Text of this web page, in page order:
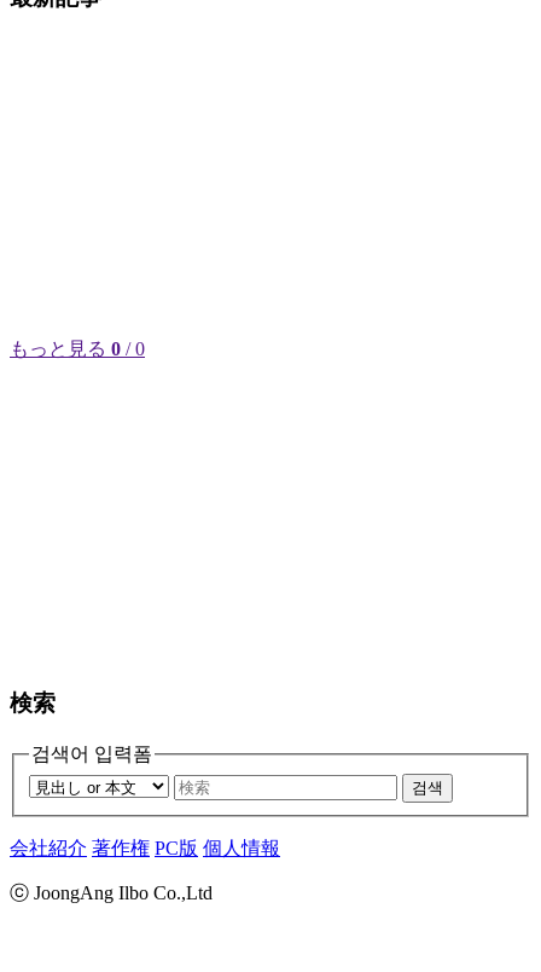
もっと見る 0 / 0
検索
검색어 입력폼
검색
会社紹介 著作権 PC版 個人情報
ⓒ JoongAng Ilbo Co.,Ltd